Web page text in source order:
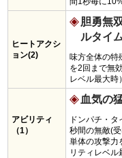
ヒートアクシ
ョン(2)
胆勇無
ルタイ
味方全体の特
を2回まで無
レベル最大時）
アビリティ
（1）
血気の
ドンパチ・
秒間の無敵(
単体の攻撃
リティレベル